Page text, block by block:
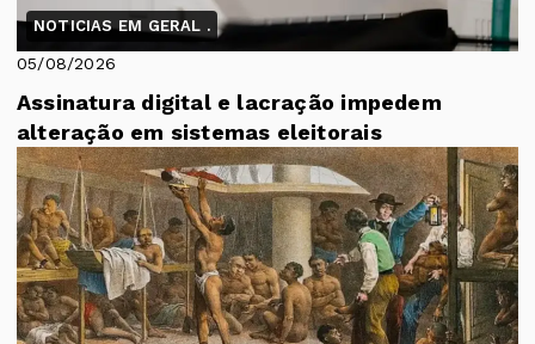
NOTICIAS EM GERAL .
05/08/2026
Assinatura digital e lacração impedem
alteração em sistemas eleitorais